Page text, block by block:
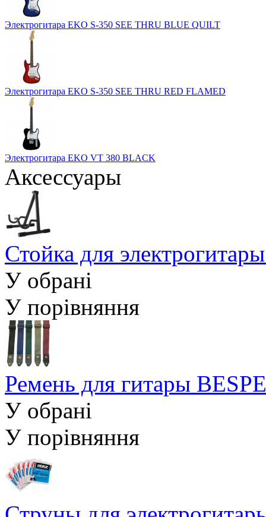
Электрогитара EKO S-350 SEE THRU BLUE QUILT
Электрогитара EKO S-350 SEE THRU RED FLAMED
Электрогитара EKO VT 380 BLACK
Аксессуары
Стойка для
У обрані
У порівняння
Ремень для гитары
У обрані
У порівняння